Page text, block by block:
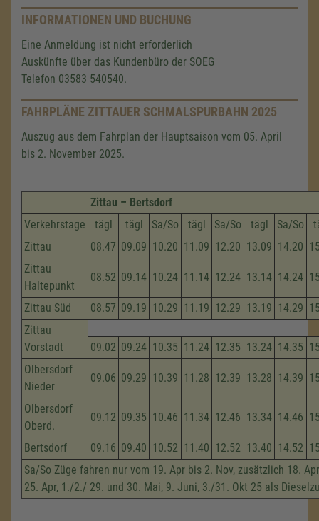
INFORMATIONEN UND BUCHUNG
Eine Anmeldung ist nicht erforderlich
Auskünfte über das Kundenbüro der SOEG
Telefon 03583 540540.
FAHRPLÄNE ZITTAUER SCHMALSPURBAHN 2025
Auszug aus dem Fahrplan der Hauptsaison vom 05. April
bis 2. November 2025.
Zittau – Bertsdorf
Verkehrstage
tägl tägl Sa/So tägl Sa/So tägl Sa/So
Zittau
08.47 09.09 10.20 11.09 12.20 13.09 14.20
Zittau
Haltepunkt
08.52 09.14 10.24 11.14 12.24 13.14 14.24
Zittau Süd 08.57 09.19 10.29 11.19 12.29 13.19 14.29
Zittau
Vorstadt
09.02 09.24 10.35 11.24 12.35 13.24 14.35
Olbersdorf
Nieder
09.06 09.29 10.39 11.28 12.39 13.28 14.39
Olbersdorf
Oberd.
09.12 09.35 10.46 11.34 12.46 13.34 14.46
Bertsdorf 09.16 09.40 10.52 11.40 12.52 13.40 14.52
Sa/So Züge fahren nur vom 19. Apr bis 2. Nov, zusätzlich 18.
25. Apr, 1./2./ 29. und 30. Mai, 9. Juni, 3./31. Okt 25 als